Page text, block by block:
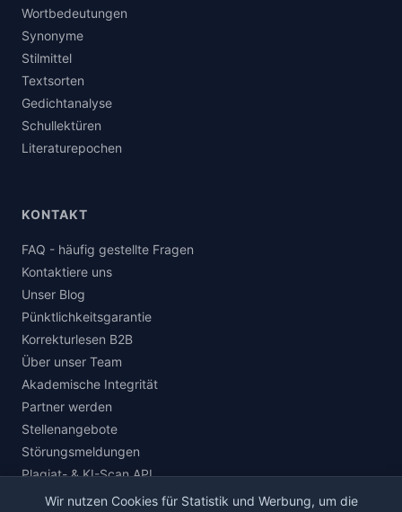
Wortbedeutungen
Synonyme
Stilmittel
Textsorten
Gedichtanalyse
Schullektüren
Literaturepochen
KONTAKT
FAQ - häufig gestellte Fragen
Kontaktiere uns
Unser Blog
Pünktlichkeitsgarantie
Korrekturlesen B2B
Über unser Team
Akademische Integrität
Partner werden
Stellenangebote
Störungsmeldungen
Plagiat- & KI-Scan API
Wir nutzen Cookies für Statistik und Werbung, um die